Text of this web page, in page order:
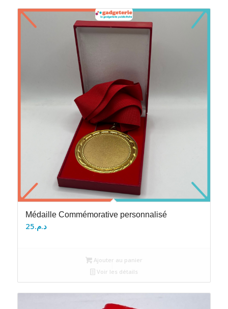
Médaille Commémorative personnalisé
د.م.25
Ajouter au panier
Voir les détails